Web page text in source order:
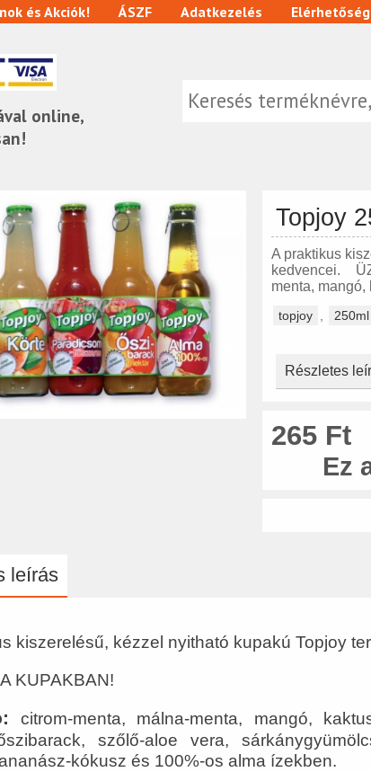
online,
és Akciók! ÁSZF Adatkezelés
Topjoy
A praktikus
kedvencei.
menta,
topjoy 250ml
Részletes
265 Ft
Ez
leírás
kiszerelésű, kézzel nyitható kupakú Topjoy
KUPAKBAN!
citrom-menta, málna-menta, mangó,
szőlő-aloe vera,
kókusz és 100%-os alma ízekben.